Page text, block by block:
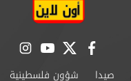
facebook
twitter
youtube
صيدا شؤون فلسطينية